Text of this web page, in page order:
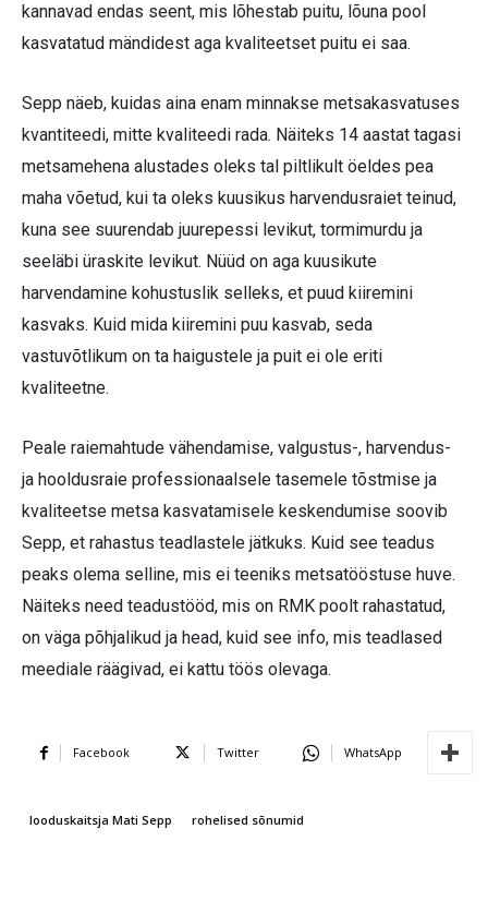
kannavad endas seent, mis lõhestab puitu, lõuna pool
kasvatatud mändidest aga kvaliteetset puitu ei saa.
Sepp näeb, kuidas aina enam minnakse metsakasvatuses
kvantiteedi, mitte kvaliteedi rada. Näiteks 14 aastat tagasi
metsamehena alustades oleks tal piltlikult öeldes pea
maha võetud, kui ta oleks kuusikus harvendusraiet teinud,
kuna see suurendab juurepessi levikut, tormimurdu ja
seeläbi üraskite levikut. Nüüd on aga kuusikute
harvendamine kohustuslik selleks, et puud kiiremini
kasvaks. Kuid mida kiiremini puu kasvab, seda
vastuvõtlikum on ta haigustele ja puit ei ole eriti
kvaliteetne.
Peale raiemahtude vähendamise, valgustus-, harvendus-
ja hooldusraie professionaalsele tasemele tõstmise ja
kvaliteetse metsa kasvatamisele keskendumise soovib
Sepp, et rahastus teadlastele jätkuks. Kuid see teadus
peaks olema selline, mis ei teeniks metsatööstuse huve.
Näiteks need teadustööd, mis on RMK poolt rahastatud,
on väga põhjalikud ja head, kuid see info, mis teadlased
meediale räägivad, ei kattu töös olevaga.
Facebook Twitter WhatsApp
looduskaitsja Mati Sepp rohelised sõnumid